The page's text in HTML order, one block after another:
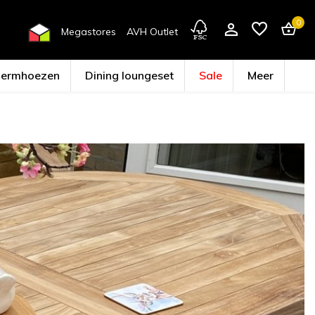
Megastores
AVH Outlet
Account aanmaken
0
Dining loungeset Sale Meer